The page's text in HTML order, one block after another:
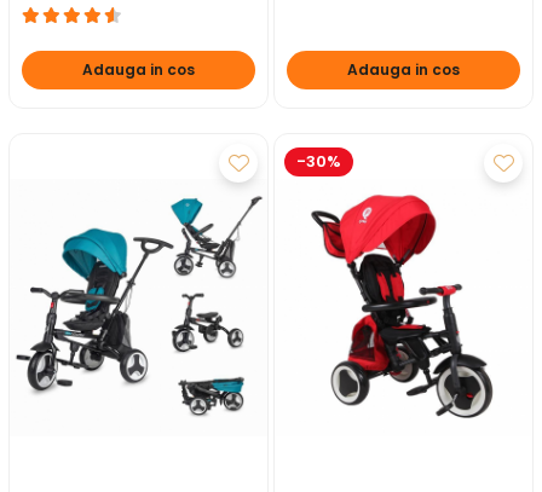
Adauga in cos Adauga in cos
-30%